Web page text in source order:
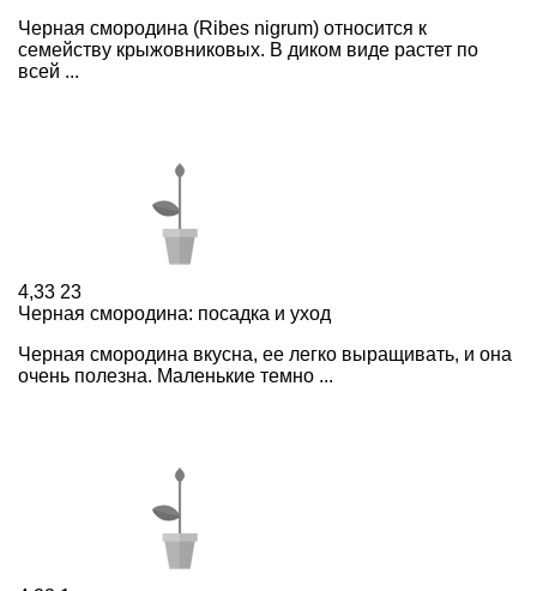
Черная смородина (Ribes nigrum) относится к
семейству крыжовниковых. В диком виде растет по
всей ...
4,33 23
Черная смородина: посадка и уход
Черная смородина вкусна, ее легко выращивать, и она
очень полезна. Маленькие темно ...